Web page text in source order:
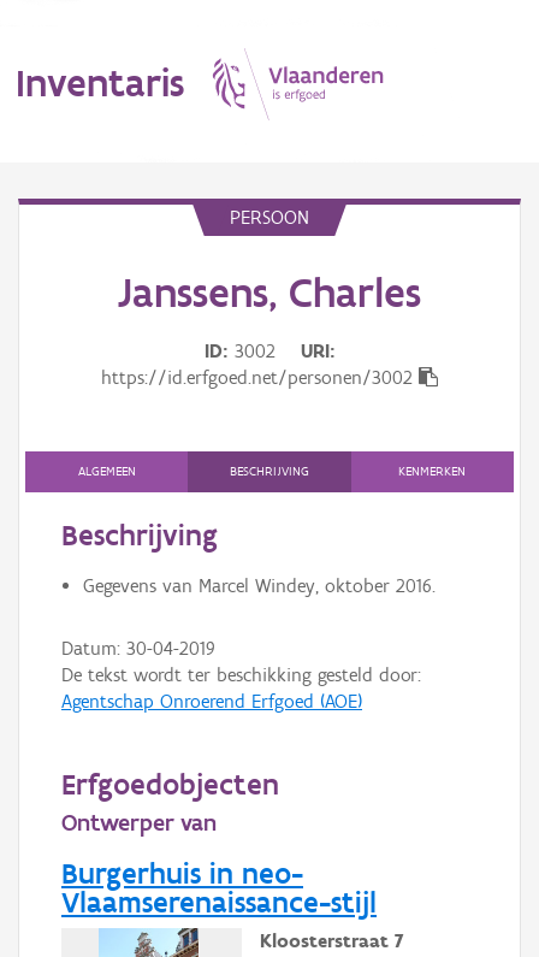
Inventaris
Thema
Persoon of collectief
Hergebruik
Aanmelden
PERSOON
Janssens, Charles
ID 3002
URI
https://id.erfgoed.net/personen/3002
ALGEMEEN BESCHRIJVING KENMERKEN
Beschrijving
Gegevens van Marcel Windey, oktober 2016.
Datum: 30-04-2019
De tekst wordt ter beschikking gesteld door:
Agentschap Onroerend Erfgoed (AOE)
Erfgoedobjecten
Ontwerper van
Burgerhuis in neo-
Vlaamserenaissance-stijl
Kloosterstraat 7